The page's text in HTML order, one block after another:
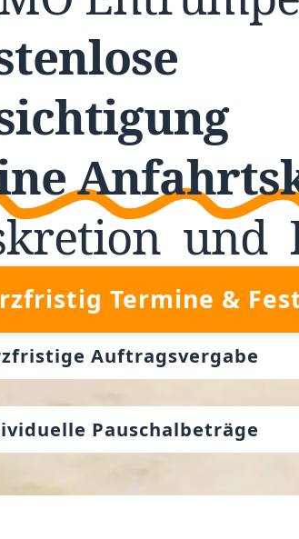
und
Termine &
Auftragsvergabe
Pauschalbeträge